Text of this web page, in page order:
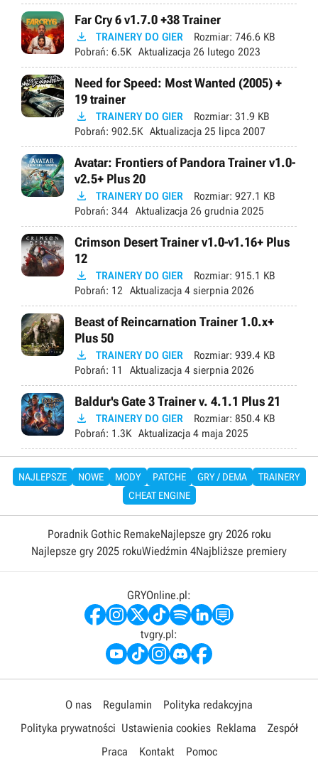
Far Cry 6 v1.7.0 +38 Trainer
 TRAINERY DO GIER Rozmiar: 746.6 KB
Pobrań: 6.5K Aktualizacja 26 lutego 2023
Need for Speed: Most Wanted (2005) +
19 trainer
 TRAINERY DO GIER Rozmiar: 31.9 KB
Pobrań: 902.5K Aktualizacja 25 lipca 2007
Avatar: Frontiers of Pandora Trainer v1.0-
v2.5+ Plus 20
 TRAINERY DO GIER Rozmiar: 927.1 KB
Pobrań: 344 Aktualizacja 26 grudnia 2025
Crimson Desert Trainer v1.0-v1.16+ Plus
12
 TRAINERY DO GIER Rozmiar: 915.1 KB
Pobrań: 12 Aktualizacja 4 sierpnia 2026
Beast of Reincarnation Trainer 1.0.x+
Plus 50
 TRAINERY DO GIER Rozmiar: 939.4 KB
Pobrań: 11 Aktualizacja 4 sierpnia 2026
Baldur's Gate 3 Trainer v. 4.1.1 Plus 21
 TRAINERY DO GIER Rozmiar: 850.4 KB
Pobrań: 1.3K Aktualizacja 4 maja 2025
NAJLEPSZE NOWE MODY PATCHE GRY / DEMA
TRAINERY
CHEAT ENGINE
Poradnik Gothic RemakeNajlepsze gry 2026 roku
Najlepsze gry 2025 rokuWiedźmin 4Najbliższe premiery
GRYOnline.pl:
tvgry.pl:
O nas Regulamin
Polityka redakcyjna
Polityka prywatności Ustawienia cookies Reklama
Zespół
Praca
Kontakt Pomoc